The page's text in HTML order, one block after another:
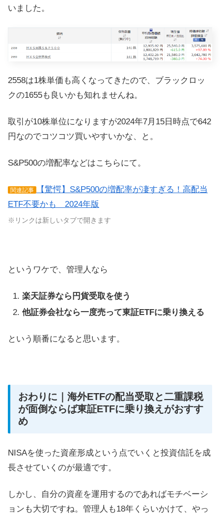
いました。
2558は1株単価も高くなってきたので、ブラックロッ
クの1655も良いかも知れませんね。
取引が10株単位になりますが2024年7月15日時点で642
円なのでコツコツ買いやすいかな、と。
S&P500の増配率などはこちらにて。
関連記事
【驚愕】S&P500の増配率が凄すぎる！高配当
ETF不要かも 2024年版
※リンクは新しいタブで開きます
というワケで、管理人なら
楽天証券なら円貨受取を使う
他証券会社なら一度売って東証ETFに乗り換える
という順番になると思います。
おわりに｜海外ETFの配当受取と二重課税
が面倒ならば東証ETFに乗り換えがおすす
め
NISAを使った資産形成という点でいくと投資信託を成
長させていくのが最適です。
しかし、自分の資産を運用するのであればモチベーシ
ョンも大切ですね。管理人も18年くらいかけて、やっ